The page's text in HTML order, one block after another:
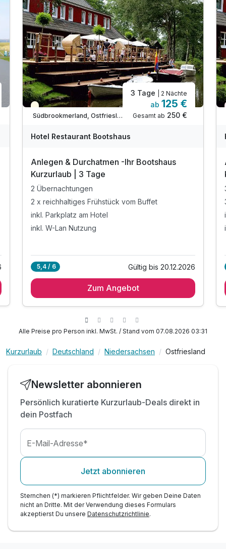
Teilweise ausgelastet
Südbrookmerland, Ostfriesland
3 Tage | 2 Nächte
ab 125 €
Gesamt ab 250 €
Hotel Restaurant Bootshaus
Anlegen & Durchatmen -Ihr Bootshaus
Kurzurlaub | 3 Tage
2 Übernachtungen
2 x reichhaltiges Frühstück vom Buffet
inkl. Parkplatz am Hotel
inkl. W-Lan Nutzung
5,4 / 6 Gültig bis 20.12.2026
Zum Angebot
Alle Preise pro Person inkl. MwSt. / Stand vom 07.08.2026 03:31
Kurzurlaub Deutschland Niedersachsen Ostfriesland
Newsletter abonnieren
Persönlich kuratierte Kurzurlaub-Deals direkt in
dein Postfach
E-Mail-Adresse*
Jetzt abonnieren
Sternchen (*) markieren Pflichtfelder. Wir geben Deine Daten
nicht an Dritte. Mit der Verwendung dieses Formulars
akzeptierst Du unsere Datenschutzrichtlinie.